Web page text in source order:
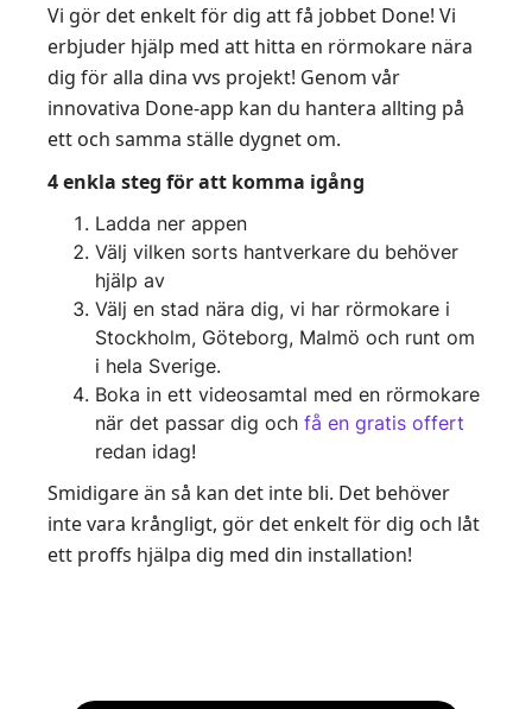
Vi gör det enkelt för dig att få jobbet Done! Vi
erbjuder hjälp med att hitta en rörmokare nära
dig för alla dina vvs projekt! Genom vår
innovativa Done-app kan du hantera allting på
ett och samma ställe dygnet om.
4 enkla steg för att komma igång
Ladda ner appen
Välj vilken sorts hantverkare du behöver
hjälp av
Välj en stad nära dig, vi har rörmokare i
Stockholm, Göteborg, Malmö och runt om
i hela Sverige.
Boka in ett videosamtal med en rörmokare
när det passar dig och få en gratis offert
redan idag!
Smidigare än så kan det inte bli. Det behöver
inte vara krångligt, gör det enkelt för dig och låt
ett proffs hjälpa dig med din installation!